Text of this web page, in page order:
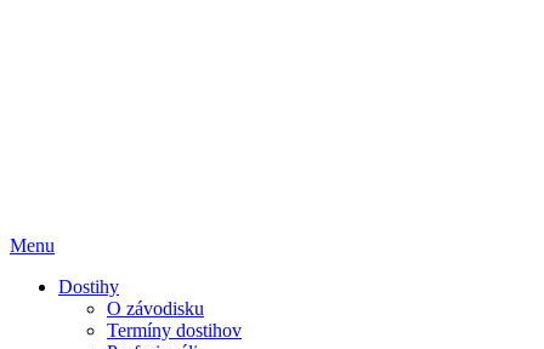
Menu
Dostihy
O závodisku
Termíny dostihov